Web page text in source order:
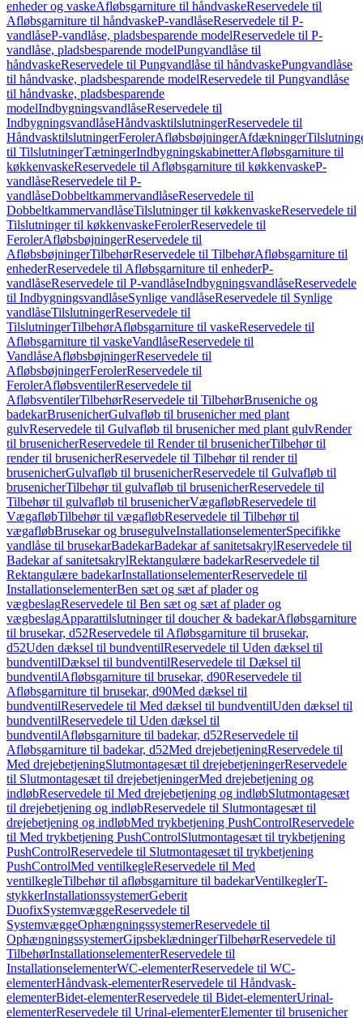
enheder og vaskeAfløbsgarniture til håndvaskeReservedele til
Afløbsgarniture til håndvaskeP-vandlåseReservedele til P-
vandlåseP-vandlåse, pladsbesparende modelReservedele til P-
vandlåse, pladsbesparende modelPungvandlåse til
håndvaskeReservedele til Pungvandlåse til håndvaskePungvandlåse
til håndvaske, pladsbesparende modelReservedele til Pungvandlåse
til håndvaske, pladsbesparende
modelIndbygningsvandlåseReservedele til
IndbygningsvandlåseHåndvasktilslutningerReservedele til
HåndvasktilslutningerFerolerAfløbsbøjningerAfdækninger
til TilslutningerTætningerIndbygningskabinetterAfløbsgarniture til
køkkenvaskeReservedele til Afløbsgarniture til køkkenvaskeP-
vandlåseReservedele til P-
vandlåseDobbeltkammervandlåseReservedele til
DobbeltkammervandlåseTilslutninger til køkkenvaskeReservedele til
Tilslutninger til køkkenvaskeFerolerReservedele til
FerolerAfløbsbøjningerReservedele til
AfløbsbøjningerTilbehørReservedele til TilbehørAfløbsgarniture til
enhederReservedele til Afløbsgarniture til enhederP-
vandlåseReservedele til P-vandlåseIndbygningsvandlåseReservedele
til IndbygningsvandlåseSynlige vandlåseReservedele til Synlige
vandlåseTilslutningerReservedele til
TilslutningerTilbehørAfløbsgarniture til vaskeReservedele til
Afløbsgarniture til vaskeVandlåseReservedele til
VandlåseAfløbsbøjningerReservedele til
AfløbsbøjningerFerolerReservedele til
FerolerAfløbsventilerReservedele til
AfløbsventilerTilbehørReservedele til TilbehørBruseniche og
badekarBrusenicherGulvafløb til brusenicher med plant
gulvReservedele til Gulvafløb til brusenicher med plant gulvRender
til brusenicherReservedele til Render til brusenicherTilbehør til
render til brusenicherReservedele til Tilbehør til render til
brusenicherGulvafløb til brusenicherReservedele til Gulvafløb til
brusenicherTilbehør til gulvafløb til brusenicherReservedele til
Tilbehør til gulvafløb til brusenicherVægafløbReservedele til
VægafløbTilbehør til vægafløbReservedele til Tilbehør til
vægafløbBrusekar og brusegulveInstallationselementerSpecifikke
vandlåse til brusekarBadekarBadekar af sanitetsakrylReservedele til
Badekar af sanitetsakrylRektangulære badekarReservedele til
Rektangulære badekarInstallationselementerReservedele til
InstallationselementerBen sæt og sæt af plader og
vægbeslagReservedele til Ben sæt og sæt af plader og
vægbeslagApparattilslutninger til doucher & badekarAfløbsgarniture
til brusekar, d52Reservedele til Afløbsgarniture til brusekar,
d52Uden dæksel til bundventilReservedele til Uden dæksel til
bundventilDæksel til bundventilReservedele til Dæksel til
bundventilAfløbsgarniture til brusekar, d90Reservedele til
Afløbsgarniture til brusekar, d90Med dæksel til
bundventilReservedele til Med dæksel til bundventilUden dæksel til
bundventilReservedele til Uden dæksel til
bundventilAfløbsgarniture til badekar, d52Reservedele til
Afløbsgarniture til badekar, d52Med drejebetjeningReservedele til
Med drejebetjeningSlutmontagesæt til drejebetjeningerReservedele
til Slutmontagesæt til drejebetjeningerMed drejebetjening og
indløbReservedele til Med drejebetjening og indløbSlutmontagesæt
til drejebetjening og indløbReservedele til Slutmontagesæt til
drejebetjening og indløbMed trykbetjening PushControlReservedele
til Med trykbetjening PushControlSlutmontagesæt til trykbetjening
PushControlReservedele til Slutmontagesæt til trykbetjening
PushControlMed ventilkegleReservedele til Med
ventilkegleTilbehør til afløbsgarniture til badekarVentilkeglerT-
stykkerInstallationssystemerGeberit
DuofixSystemvæggeReservedele til
SystemvæggeOphængningssystemerReservedele til
OphængningssystemerGipsbeklædningerTilbehørReservedele til
TilbehørInstallationselementerReservedele til
InstallationselementerWC-elementerReservedele til WC-
elementerHåndvask-elementerReservedele til Håndvask-
elementerBidet-elementerReservedele til Bidet-elementerUrinal-
elementerReservedele til Urinal-elementerElementer til brusenicher